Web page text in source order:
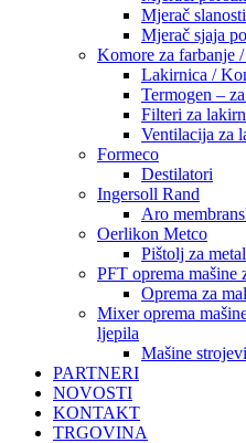
Mjerač
Mjerač sjaja
Komore za farbanje
Lakirnica /
Termogen –
Filteri za
Ventilacija za
Formeco
Destilatori
Ingersoll Rand
Aro
Oerlikon Metco
Pištolj za
PFT oprema mašine
Oprema za
Mixer oprema
ljepila
Mašine
PARTNERI
NOVOSTI
KONTAKT
TRGOVINA